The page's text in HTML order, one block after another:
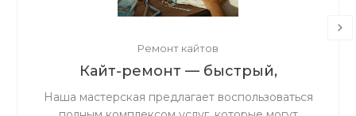
Ремонт кайтов
Кайт-ремонт — быстрый,
надёжный, с душой.
Наша мастерская предлагает воспользоваться